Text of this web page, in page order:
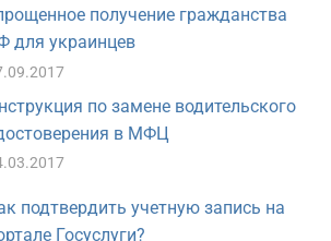
получение гражданства
для украинцев
по замене водительского
в МФЦ
подтвердить учетную запись на
Госуслуги?